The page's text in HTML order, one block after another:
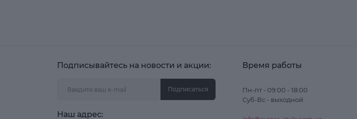
Подписывайтесь на новости и акции:
Подписаться
Наш адрес:
Время работы
Пн-пт - 09:00 - 18:00
Суб-Вс - выходной